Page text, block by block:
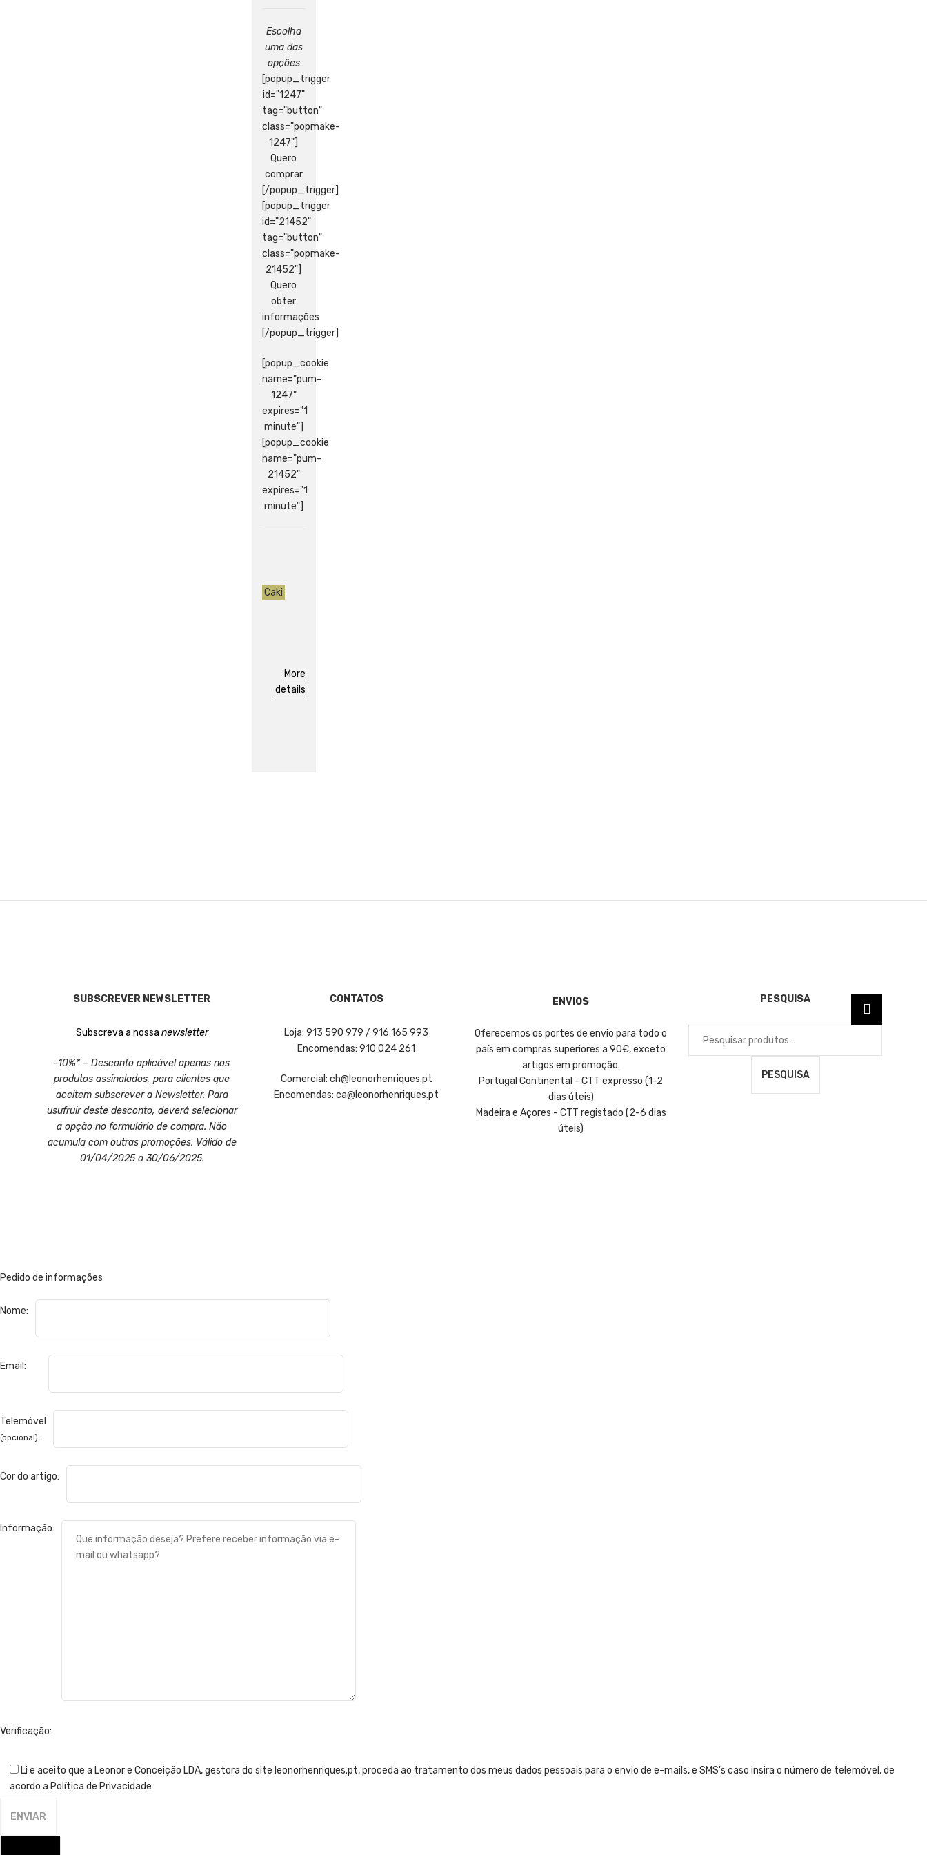
Escolha
uma das
opções
[popup_trigger
id="1247"
tag="button"
class="popmake-
1247"]
Quero
comprar
[/popup_trigger]
[popup_trigger
id="21452"
tag="button"
class="popmake-
21452"]
Quero
obter
informações
[/popup_trigger]
[popup_cookie
name="pum-
1247"
expires="1
minute"]
[popup_cookie
name="pum-
21452"
expires="1
minute"]
Caki
More
details
SUBSCREVER NEWSLETTER
Subscreva a nossa newsletter
-10%* – Desconto aplicável apenas nos
produtos assinalados, para clientes que
aceitem subscrever a Newsletter. Para
usufruir deste desconto, deverá selecionar
a opção no formulário de compra. Não
acumula com outras promoções. Válido de
01/04/2025 a 30/06/2025.
CONTATOS
Loja: 913 590 979 / 916 165 993
Encomendas: 910 024 261
Comercial: ch@leonorhenriques.pt
Encomendas: ca@leonorhenriques.pt
ENVIOS
Oferecemos os portes de envio para todo o
país em compras superiores a 90€, exceto
artigos em promoção.
Portugal Continental - CTT expresso (1-2
dias úteis)
Madeira e Açores - CTT registado (2-6 dias
úteis)
PESQUISA
PESQUISA
Pedido de informações
Nome:
Email:
Telemóvel
(opcional):
Cor do artigo:
Informação:
Verificação:
Li e aceito que a Leonor e Conceição LDA, gestora do site leonorhenriques.pt, proceda ao tratamento dos meus dados pessoais para o envio de e-mails, e SMS's caso insira o número de telemóvel, de
acordo a Política de Privacidade